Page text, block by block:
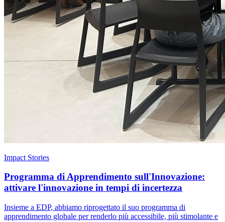
Impact Stories
Programma di Apprendimento sull'Innovazione:
attivare l'innovazione in tempi di incertezza
Insieme a EDP, abbiamo riprogettato il suo programma di
apprendimento globale per renderlo più accessibile, più stimolante e